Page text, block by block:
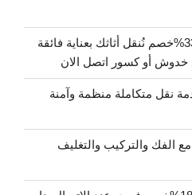
دينا نقل عفش حي الرمال بـ33%خصم نُنقل أثاثك بعناية فائقة
أو كسور اتصل الان
نقل متكاملة منظمة وآمنة
الفك والتركيب والتغليف